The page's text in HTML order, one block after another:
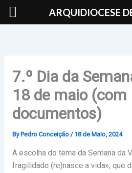
Skip
7.º Dia da
18 de maio (com
documentos)
By Pedro Conceição / 18 de Maio, 2024
A escolha do tema da Semana da
fragilidade (re)nasce a vida», que
ARQUIDIOCESE